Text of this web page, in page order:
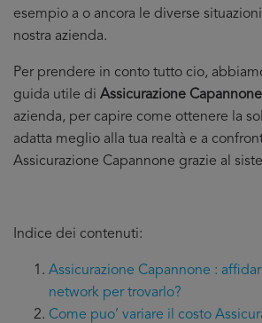
esempio a o ancora le diverse
nostra azienda.
Per prendere in conto tutto cio,
guida utile di Assicurazione Capannone
azienda, per capire come ottenere la
adatta meglio alla tua realtà e a
Assicurazione Capannone grazie al
Indice dei contenuti:
Assicurazione Capannone :
network per trovarlo?
Come puo’ variare il costo